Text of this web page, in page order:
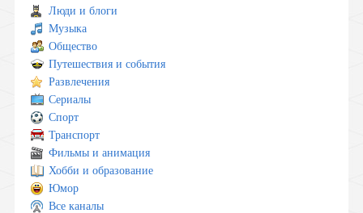
Люди и блоги
Музыка
Общество
Путешествия и события
Развлечения
Сериалы
Спорт
Транспорт
Фильмы и анимация
Хобби и образование
Юмор
Все каналы